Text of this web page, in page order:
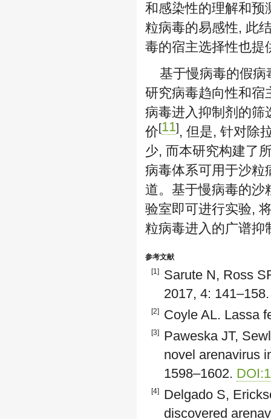
和感染性的理解和预
粒病毒的易感性, 此
毒的宿主选择性也提
基于慢病毒的假
研究病毒趋向性和宿
病毒进入抑制剂的筛
价[11], 但是, 针对除
少, 而本研究构建了
病毒体系可用于沙粒
道。基于慢病毒的沙
验室即可进行实验,
粒病毒进入的广谱抑
参考文献
[1]
Sarute N, Ross
2017, 4:
[2] Coyle AL. Lassa
[3]
Paweska JT,
novel arenavirus
1598–1602.
[4]
Delgado S,
discovered